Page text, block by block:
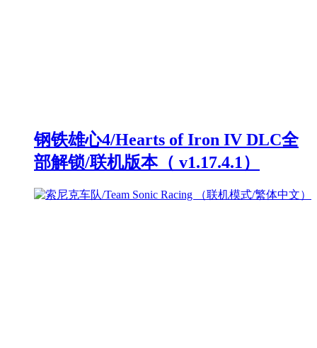
钢铁雄心4/Hearts of Iron IV DLC全
部解锁/联机版本（ v1.17.4.1）